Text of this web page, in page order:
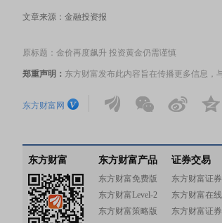
文章来源：金融投资报
原标题：金价再度飙升 投资黄金仍需谨慎
郑重声明： 东方财富发布此内容旨在传播更多信息，
东方财富网
东方财富 东方财富产品
东方财富免费版
东方财富Level-2
东方财富策略版
证券交易
东方财富证
东方财富在
东方财富证